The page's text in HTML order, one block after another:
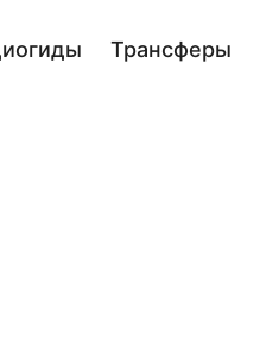
Трансферы